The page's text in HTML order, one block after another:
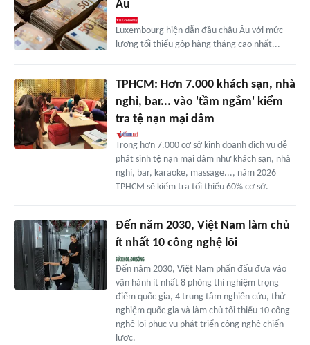
Âu
Luxembourg hiện dẫn đầu châu Âu với mức
lương tối thiểu gộp hàng tháng cao nhất...
TPHCM: Hơn 7.000 khách sạn, nhà
nghỉ, bar... vào 'tầm ngắm' kiểm
tra tệ nạn mại dâm
Trong hơn 7.000 cơ sở kinh doanh dịch vụ dễ
phát sinh tệ nạn mại dâm như khách sạn, nhà
nghỉ, bar, karaoke, massage..., năm 2026
TPHCM sẽ kiểm tra tối thiểu 60% cơ sở.
Đến năm 2030, Việt Nam làm chủ
ít nhất 10 công nghệ lõi
Đến năm 2030, Việt Nam phấn đấu đưa vào
vận hành ít nhất 8 phòng thí nghiệm trọng
điểm quốc gia, 4 trung tâm nghiên cứu, thử
nghiệm quốc gia và làm chủ tối thiểu 10 công
nghệ lõi phục vụ phát triển công nghệ chiến
lược.